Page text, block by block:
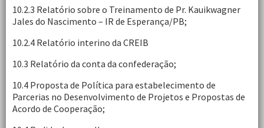
10.2.3 Relatório sobre o Treinamento de Pr. Kauikwagner
Jales do Nascimento – IR de Esperança/PB;
10.2.4 Relatório interino da CREIB
10.3 Relatório da conta da confederação;
10.4 Proposta de Política para estabelecimento de
Parcerias no Desenvolvimento de Projetos e Propostas de
Acordo de Cooperação;